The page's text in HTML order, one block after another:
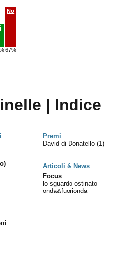
No
67%
| Indice
Premi
David di Donatello (1)
Articoli & News
Focus
lo sguardo ostinato
onda&fuorionda